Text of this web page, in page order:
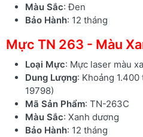
Màu Sắc: Đen
Bảo Hành: 12 tháng
Mực TN 263 - Màu
Loại Mực: Mực laser màu
Dung Lượng: Khoảng
19798)
Mã Sản Phẩm: TN-263C
Màu Sắc: Xanh dương
Bảo Hành: 12 tháng